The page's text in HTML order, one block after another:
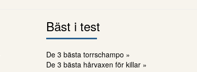
Bäst i test
De 3 bästa torrschampo »
De 3 bästa hårvaxen för killar »